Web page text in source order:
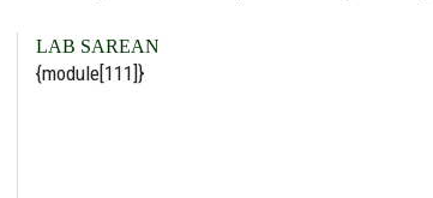
LAB SAREAN
{module[111]}